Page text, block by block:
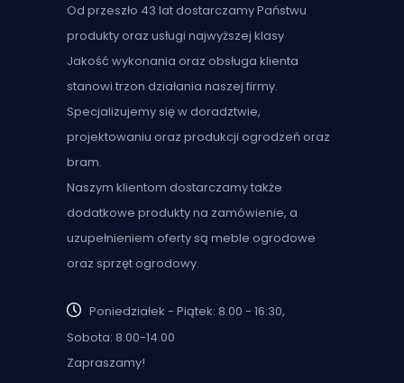
Od przeszło 43 lat dostarczamy Państwu
produkty oraz usługi najwyższej klasy
Jakość wykonania oraz obsługa klienta
stanowi trzon działania naszej firmy.
Specjalizujemy się w doradztwie,
projektowaniu oraz produkcji ogrodzeń oraz
bram.
Naszym klientom dostarczamy także
dodatkowe produkty na zamówienie, a
uzupełnieniem oferty są meble ogrodowe
oraz sprzęt ogrodowy.
Poniedziałek - Piątek: 8.00 - 16:30,
Sobota: 8.00-14.00
Zapraszamy!